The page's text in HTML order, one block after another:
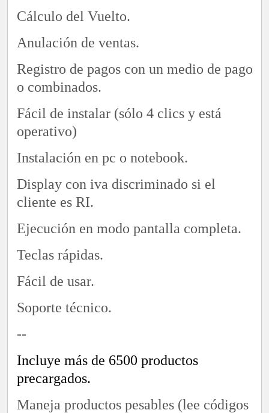
Cálculo del Vuelto.
Anulación de ventas.
Registro de pagos con un medio de pago
o combinados.
Fácil de instalar (sólo 4 clics y está
operativo)
Instalación en pc o notebook.
Display con iva discriminado si el
cliente es RI.
Ejecución en modo pantalla completa.
Teclas rápidas.
Fácil de usar.
Soporte técnico.
--
Incluye más de 6500 productos
precargados.
Maneja productos pesables (lee códigos